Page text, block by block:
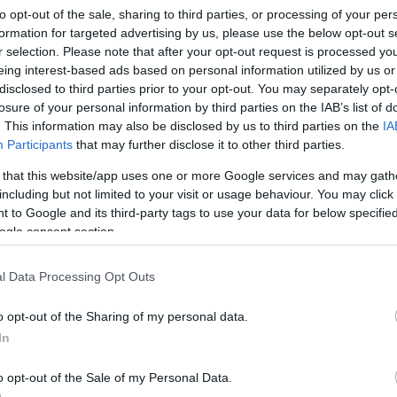
opt-out of the sale, sharing to third parties, or processing of your
for targeted advertising by us, please use the below opt-out
selection. Please note that after your opt-out request is processed
interest-based ads based on personal information utilized by us
to third parties prior to your opt-out. You may separately
of your personal information by third parties on the IAB’s list of
This information may also be disclosed by us to third parties on the
Participants that may further disclose it to other third parties.
that this website/app uses one or more Google services and may
but not limited to your visit or usage behaviour. You may
to Google and its third-party tags to use your data for below
consent section.
Data Processing Opt Outs
opt-out of the Sharing of my personal data.
opt-out of the Sale of my Personal Data.
Link másolása
a magyar férfi jégkorong
cseh vagy a finn csapat ellen is
feljutni. A mostanival együtt